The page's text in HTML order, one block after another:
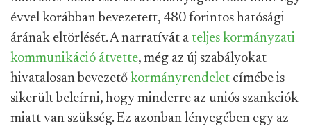
évvel korábban bevezetett, 480 forintos hatósági
árának eltörlését. A narratívát a teljes kormányzati
kommunikáció átvette, még az új szabályokat
hivatalosan bevezető kormányrendelet címébe is
sikerült beleírni, hogy minderre az uniós szankciók
miatt van szükség. Ez azonban lényegében egy az